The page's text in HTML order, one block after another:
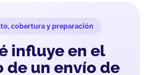
cobertura y preparación
influye en el
de un envío de